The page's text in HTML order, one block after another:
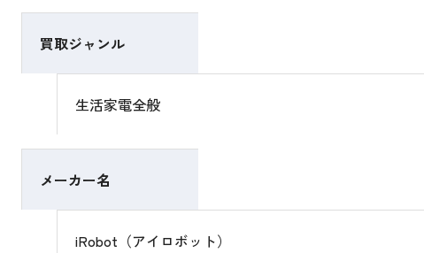
買取ジャンル
生活家電全般
メーカー名
iRobot（アイロボット）